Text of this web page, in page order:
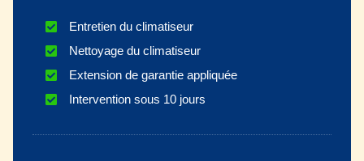
Entretien du climatiseur
Nettoyage du climatiseur
Extension de garantie appliquée
Intervention sous 10 jours